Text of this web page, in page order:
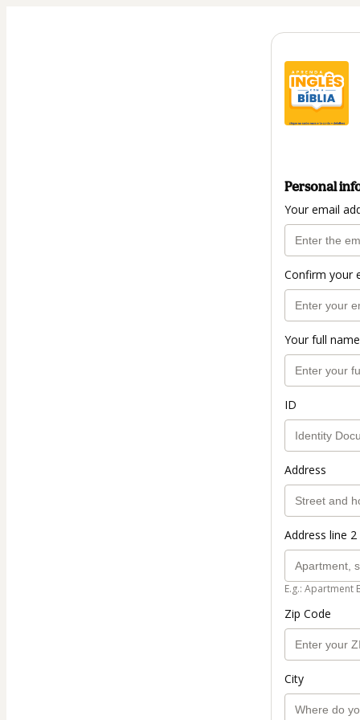
Personal
Your email
Confirm your
Your full name
ID
Address
Address line
E.g.: Apartment
Zip Code
City